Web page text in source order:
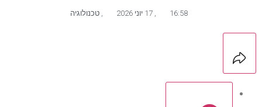
16:58 17 יוני 2026 טכנולוגיה